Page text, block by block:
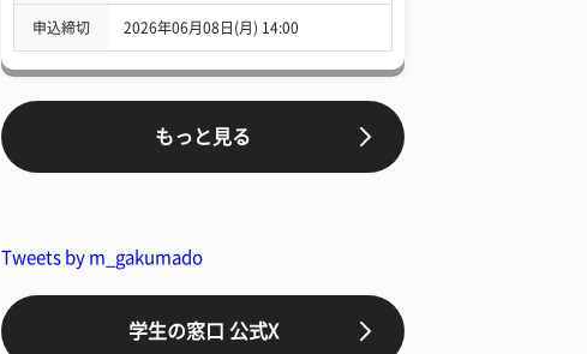
申込締切 2026年06月08日(月) 14:00
もっと見る
Tweets by m_gakumado
学生の窓口 公式X